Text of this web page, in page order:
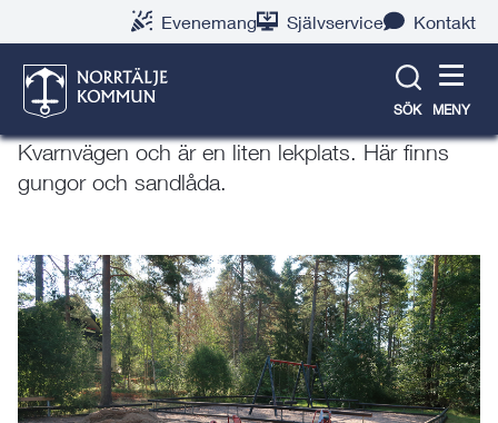
Evenemang Självservice Kontakt
SÖK MENY
Karolinavägens lekplats
Lekplatsen i slutet av Karolinavägen mot
Kvarnvägen och är en liten lekplats. Här finns
gungor och sandlåda.